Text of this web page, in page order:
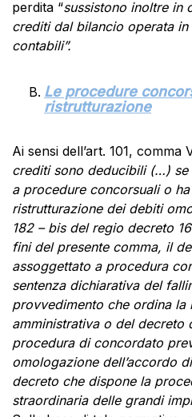
perdita “sussistono inoltre in
crediti dal bilancio operata
contabili”.
Le procedure
ristrutturazione
Ai sensi dell’art. 101, comma
crediti sono deducibili (…)
a procedure concorsuali o
ristrutturazione dei debiti
182 – bis del regio decreto
fini del presente comma, il
assoggettato a procedura
sentenza dichiarativa del
provvedimento che ordina la
amministrativa o del decreto
procedura di concordato
omologazione dell’accordo
decreto che dispone la
straordinaria delle grandi